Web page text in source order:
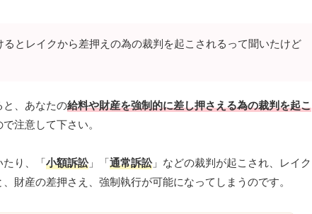
るとレイクから差押えの為の裁判を起こされるって聞いたけど
と、あなたの給料や財産を強制的に差し押さえる為の裁判を起こ
で注意して下さい。
り、「小額訴訟 」「通常訴訟 」などの裁判が起こされ、レイク
財産の差押さえ、強制執行が可能になってしまうのです。